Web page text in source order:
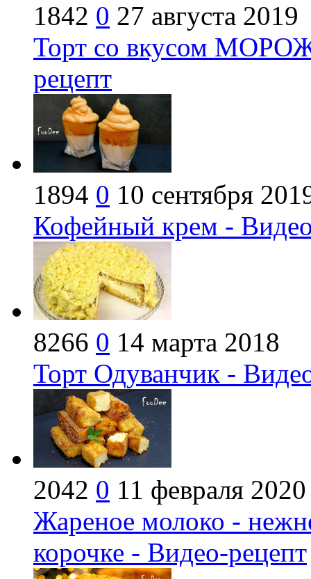
1842 0 27 августа 2019
Торт со вкусом
рецепт
1894 0 10 сентября
Кофейный крем -
8266 0 14 марта 2018
Торт Одуванчик -
2042 0 11 февраля 2020
Жареное молоко -
корочке - Видео-рецепт